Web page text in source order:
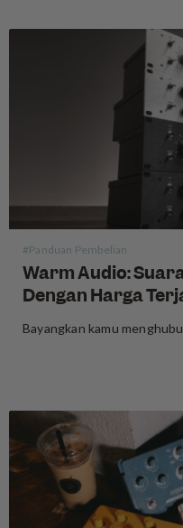
#Panduan Pembelian
Warm Audio:
Dengan Harga